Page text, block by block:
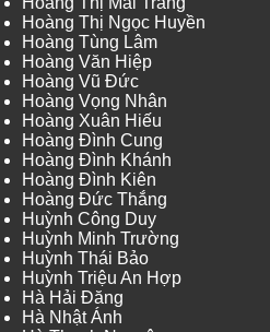
Hoàng Thị Ngọc Huyền
Hoàng Tùng Lâm
Hoàng Văn Hiệp
Hoàng Vũ Đức
Hoàng Vọng Nhân
Hoàng Xuân Hiếu
Hoàng Đình Cung
Hoàng Đình Khánh
Hoàng Đình Kiên
Hoàng Đức Thắng
Huỳnh Công Duy
Huỳnh Minh Trường
Huỳnh Thái Bảo
Huỳnh Triệu An Hợp
Hà Hải Đăng
Hà Nhật Ánh